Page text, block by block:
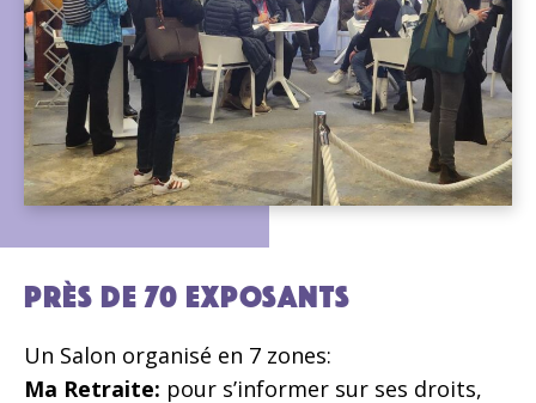
Près de 70 exposants
Un Salon organisé en 7 zones:
Ma Retraite: pour s’informer sur ses droits,